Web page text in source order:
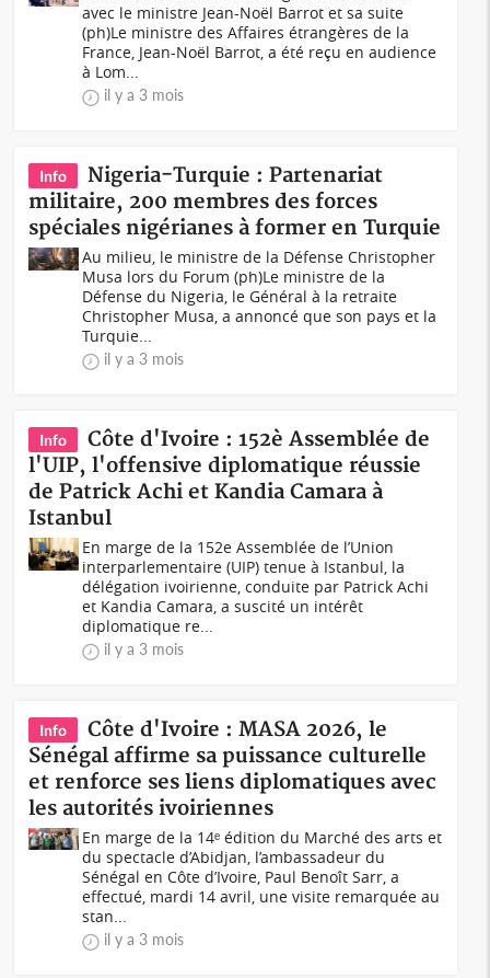
avec le ministre Jean-Noël Barrot et sa suite
(ph)Le ministre des Affaires étrangères de la
France, Jean-Noël Barrot, a été reçu en audience
à Lom...
il y a 3 mois
Info
Nigeria-Turquie : Partenariat
militaire, 200 membres des forces
spéciales nigérianes à former en Turquie
Au milieu, le ministre de la Défense Christopher
Musa lors du Forum (ph)Le ministre de la
Défense du Nigeria, le Général à la retraite
Christopher Musa, a annoncé que son pays et la
Turquie...
il y a 3 mois
Info
Côte d'Ivoire : 152è Assemblée de
l'UIP, l'offensive diplomatique réussie
de Patrick Achi et Kandia Camara à
Istanbul
En marge de la 152e Assemblée de l’Union
interparlementaire (UIP) tenue à Istanbul, la
délégation ivoirienne, conduite par Patrick Achi
et Kandia Camara, a suscité un intérêt
diplomatique re...
il y a 3 mois
Info
Côte d'Ivoire : MASA 2026, le
Sénégal affirme sa puissance culturelle
et renforce ses liens diplomatiques avec
les autorités ivoiriennes
En marge de la 14ᵉ édition du Marché des arts et
du spectacle d’Abidjan, l’ambassadeur du
Sénégal en Côte d’Ivoire, Paul Benoît Sarr, a
effectué, mardi 14 avril, une visite remarquée au
stan...
il y a 3 mois